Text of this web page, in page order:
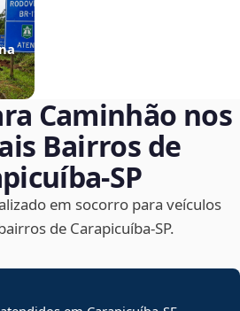
Caminhão nos
Bairros de
em socorro para veículos
de Carapicuíba‑SP.